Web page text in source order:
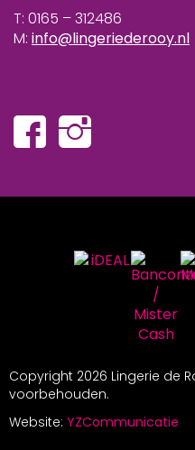
T: 0165 – 312486
M: info@lingeriederooy.nl
Copyright 2026 Lingerie de
voorbehouden.
Website: YZCommunicatie